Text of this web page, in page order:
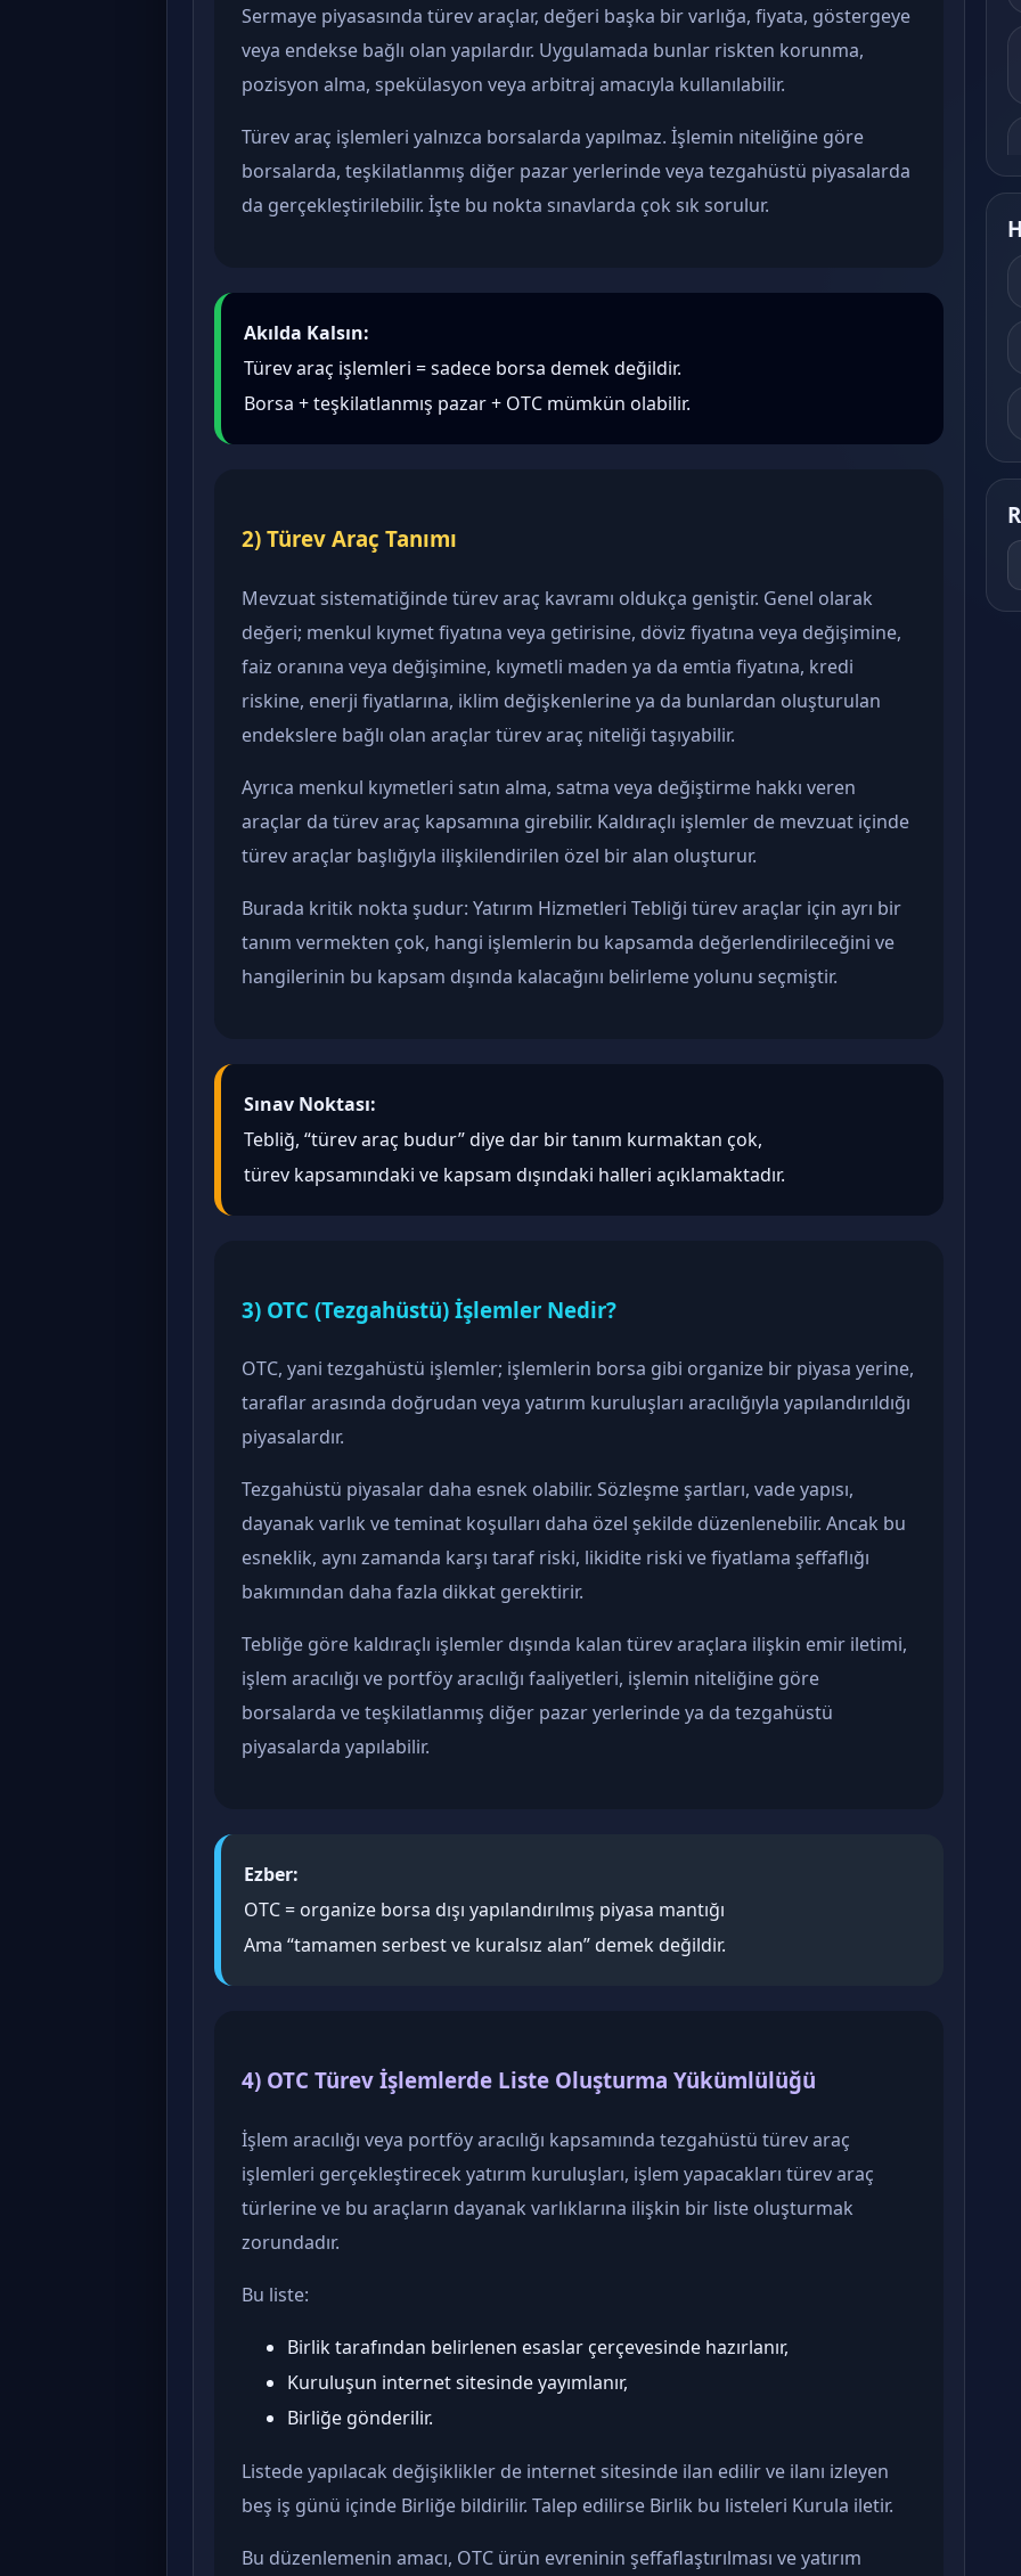
Sermaye piyasasında türev araçlar, değeri başka bir varlığa, fiyata, göstergeye
veya endekse bağlı olan yapılardır. Uygulamada bunlar riskten korunma,
pozisyon alma, spekülasyon veya arbitraj amacıyla kullanılabilir.
Türev araç işlemleri yalnızca borsalarda yapılmaz. İşlemin niteliğine göre
borsalarda, teşkilatlanmış diğer pazar yerlerinde veya tezgahüstü piyasalarda
da gerçekleştirilebilir. İşte bu nokta sınavlarda çok sık sorulur.
Akılda Kalsın:
Türev araç işlemleri = sadece borsa demek değildir.
Borsa + teşkilatlanmış pazar + OTC mümkün olabilir.
2) Türev Araç Tanımı
Mevzuat sistematiğinde türev araç kavramı oldukça geniştir. Genel olarak
değeri; menkul kıymet fiyatına veya getirisine, döviz fiyatına veya değişimine,
faiz oranına veya değişimine, kıymetli maden ya da emtia fiyatına, kredi
riskine, enerji fiyatlarına, iklim değişkenlerine ya da bunlardan oluşturulan
endekslere bağlı olan araçlar türev araç niteliği taşıyabilir.
Ayrıca menkul kıymetleri satın alma, satma veya değiştirme hakkı veren
araçlar da türev araç kapsamına girebilir. Kaldıraçlı işlemler de mevzuat içinde
türev araçlar başlığıyla ilişkilendirilen özel bir alan oluşturur.
Burada kritik nokta şudur: Yatırım Hizmetleri Tebliği türev araçlar için ayrı bir
tanım vermekten çok, hangi işlemlerin bu kapsamda değerlendirileceğini ve
hangilerinin bu kapsam dışında kalacağını belirleme yolunu seçmiştir.
Sınav Noktası:
Tebliğ, “türev araç budur” diye dar bir tanım kurmaktan çok,
türev kapsamındaki ve kapsam dışındaki halleri açıklamaktadır.
3) OTC (Tezgahüstü) İşlemler Nedir?
OTC, yani tezgahüstü işlemler; işlemlerin borsa gibi organize bir piyasa yerine,
taraflar arasında doğrudan veya yatırım kuruluşları aracılığıyla yapılandırıldığı
piyasalardır.
Tezgahüstü piyasalar daha esnek olabilir. Sözleşme şartları, vade yapısı,
dayanak varlık ve teminat koşulları daha özel şekilde düzenlenebilir. Ancak bu
esneklik, aynı zamanda karşı taraf riski, likidite riski ve fiyatlama şeffaflığı
bakımından daha fazla dikkat gerektirir.
Tebliğe göre kaldıraçlı işlemler dışında kalan türev araçlara ilişkin emir iletimi,
işlem aracılığı ve portföy aracılığı faaliyetleri, işlemin niteliğine göre
borsalarda ve teşkilatlanmış diğer pazar yerlerinde ya da tezgahüstü
piyasalarda yapılabilir.
Ezber:
OTC = organize borsa dışı yapılandırılmış piyasa mantığı
Ama “tamamen serbest ve kuralsız alan” demek değildir.
4) OTC Türev İşlemlerde Liste Oluşturma Yükümlülüğü
İşlem aracılığı veya portföy aracılığı kapsamında tezgahüstü türev araç
işlemleri gerçekleştirecek yatırım kuruluşları, işlem yapacakları türev araç
türlerine ve bu araçların dayanak varlıklarına ilişkin bir liste oluşturmak
zorundadır.
Bu liste:
Birlik tarafından belirlenen esaslar çerçevesinde hazırlanır,
Kuruluşun internet sitesinde yayımlanır,
Birliğe gönderilir.
Listede yapılacak değişiklikler de internet sitesinde ilan edilir ve ilanı izleyen
beş iş günü içinde Birliğe bildirilir. Talep edilirse Birlik bu listeleri Kurula iletir.
Bu düzenlemenin amacı, OTC ürün evreninin şeffaflaştırılması ve yatırım